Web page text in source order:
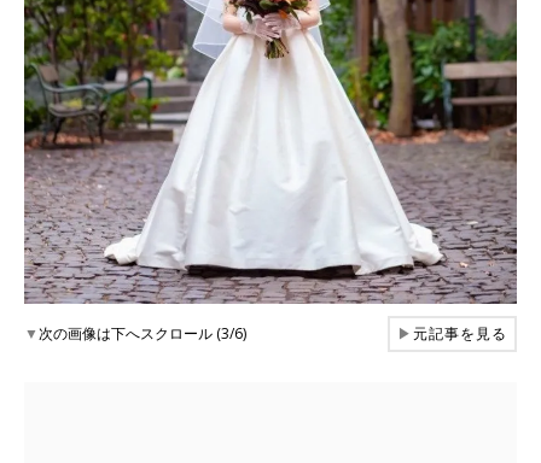
▼次の画像は下へスクロール (3/6) ▶元記事を見る